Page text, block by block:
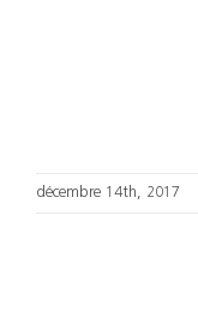
décembre 14th, 2017